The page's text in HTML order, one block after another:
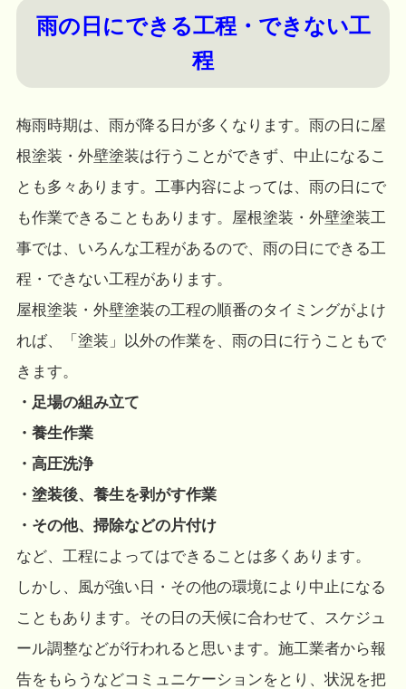
雨の日にできる工程・できない工
程
梅雨時期は、雨が降る日が多くなります。雨の日に屋
根塗装・外壁塗装は行うことができず、中止になるこ
とも多々あります。工事内容によっては、雨の日にで
も作業できることもあります。屋根塗装・外壁塗装工
事では、いろんな工程があるので、雨の日にできる工
程・できない工程があります。
屋根塗装・外壁塗装の工程の順番のタイミングがよけ
れば、「塗装」以外の作業を、雨の日に行うこともで
きます。
・足場の組み立て
・養生作業
・高圧洗浄
・塗装後、養生を剥がす作業
・その他、掃除などの片付け
など、工程によってはできることは多くあります。
しかし、風が強い日・その他の環境により中止になる
こともあります。その日の天候に合わせて、スケジュ
ール調整などが行われると思います。施工業者から報
告をもらうなどコミュニケーションをとり、状況を把